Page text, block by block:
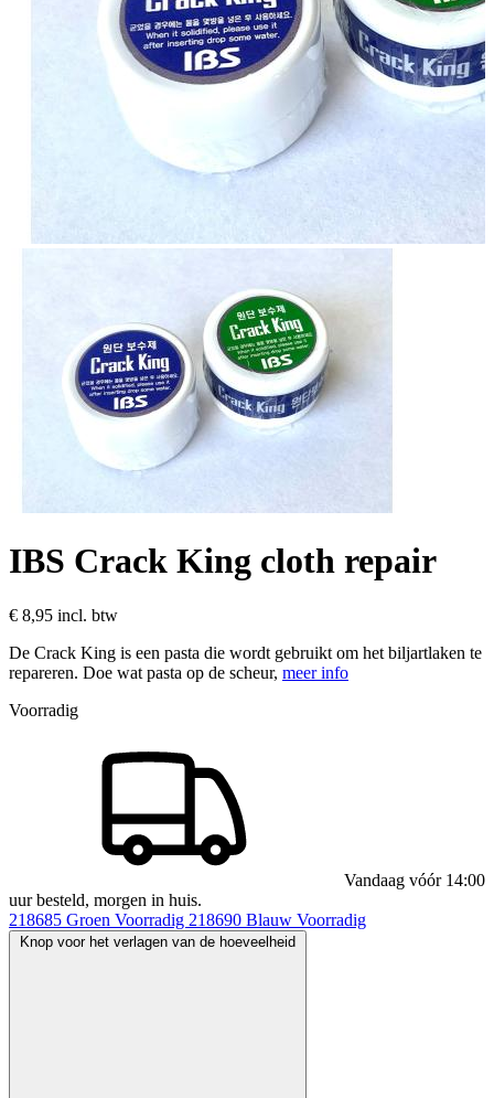
IBS Crack King cloth repair
€ 8,95 incl. btw
De Crack King is een pasta die wordt gebruikt om het biljartlaken te
repareren. Doe wat pasta op de scheur, meer info
Voorradig
Vandaag vóór 14:00
uur besteld, morgen in huis.
218685 Groen Voorradig 218690 Blauw Voorradig
Knop voor het verlagen van de hoeveelheid